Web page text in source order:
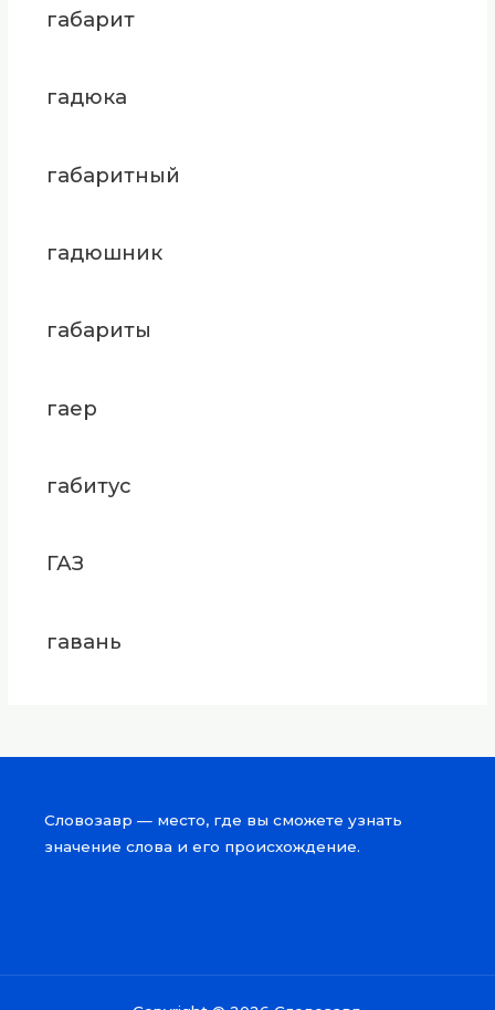
габарит
гадюка
габаритный
гадюшник
габариты
гаер
габитус
ГАЗ
гавань
Словозавр — место, где вы сможете узнать
значение слова и его происхождение.